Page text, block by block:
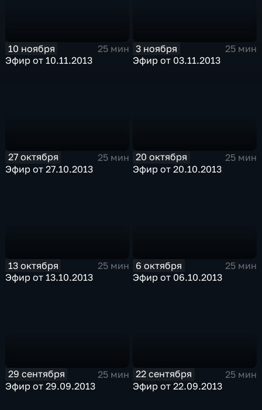
10 ноября
25 мин
Эфир от 10.11.2013
3 ноября
25 мин
Эфир от 03.11.2013
27 октября
25 мин
Эфир от 27.10.2013
20 октября
25 мин
Эфир от 20.10.2013
13 октября
25 мин
Эфир от 13.10.2013
6 октября
25 мин
Эфир от 06.10.2013
29 сентября
25 мин
Эфир от 29.09.2013
22 сентября
25 мин
Эфир от 22.09.2013